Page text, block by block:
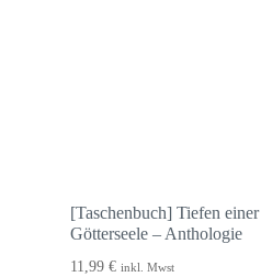
[Taschenbuch] Tiefen einer
Götterseele – Anthologie
11,99€ inkl. Mwst